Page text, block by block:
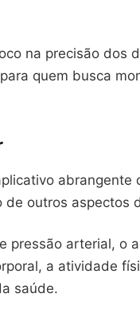
na precisão dos
quem busca
outros aspectos
pressão arterial, o
a atividade
saúde.